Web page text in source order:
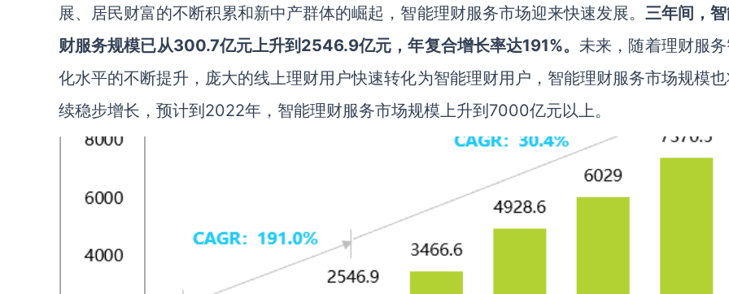
展、居民财富的不断积累和新中产群体的崛起，智能理财服务市场迎来快速发展。 三年间，
财服务规模已从300.7亿元上升到 2546.9亿元，年复合增长率达191%。未来，随着理财服
化水平的不断提升，庞大的线上理财用户快速转化为智能理财用户，智能理财服务市场规模
续稳步增长，预计到2022年，智能理财服务市场规模上升到7000亿元以上。